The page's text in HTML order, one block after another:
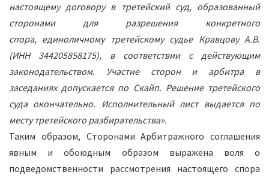
настоящему договору в третейский суд, образованный
сторонами для разрешения конкретного
спора, единоличному третейскому судье Кравцову А.В.
(ИНН 344205858175), в соответствии с действующим
законодательством. Участие сторон и арбитра в
заседаниях допускается по Скайп. Решение третейского
суда окончательно. Исполнительный лист выдается по
месту третейского разбирательства».
Таким образом, Сторонами Арбитражного соглашения
явным и обоюдным образом выражена воля о
подведомственности рассмотрения настоящего спора